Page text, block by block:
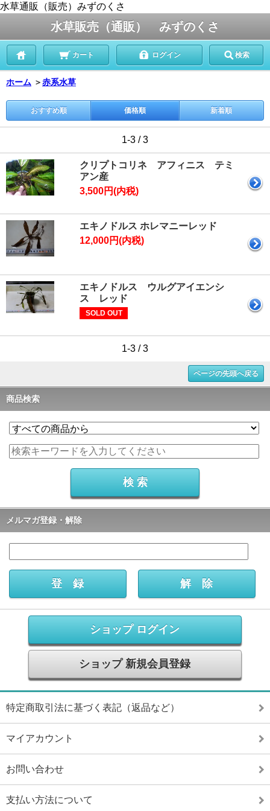
水草通販（販売）みずのくさ
水草販売（通販） みずのくさ
カート ログイン 検索
ホーム ＞赤系水草
おすすめ順 価格順 新着順
1-3 / 3
クリプトコリネ アフィニス テミ
アン産
3,500円(内税)
エキノドルス ホレマニーレッド
12,000円(内税)
エキノドルス ウルグアイエンシ
ス レッド
SOLD OUT
1-3 / 3
ページの先頭へ戻る
商品検索
メルマガ登録・解除
ショップ ログイン
ショップ 新規会員登録
特定商取引法に基づく表記（返品など）
マイアカウント
お問い合わせ
支払い方法について